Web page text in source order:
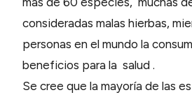
consideradas malas hierbas,
personas en el mundo la
beneficios para la salud .
Se cree que la mayoría de las